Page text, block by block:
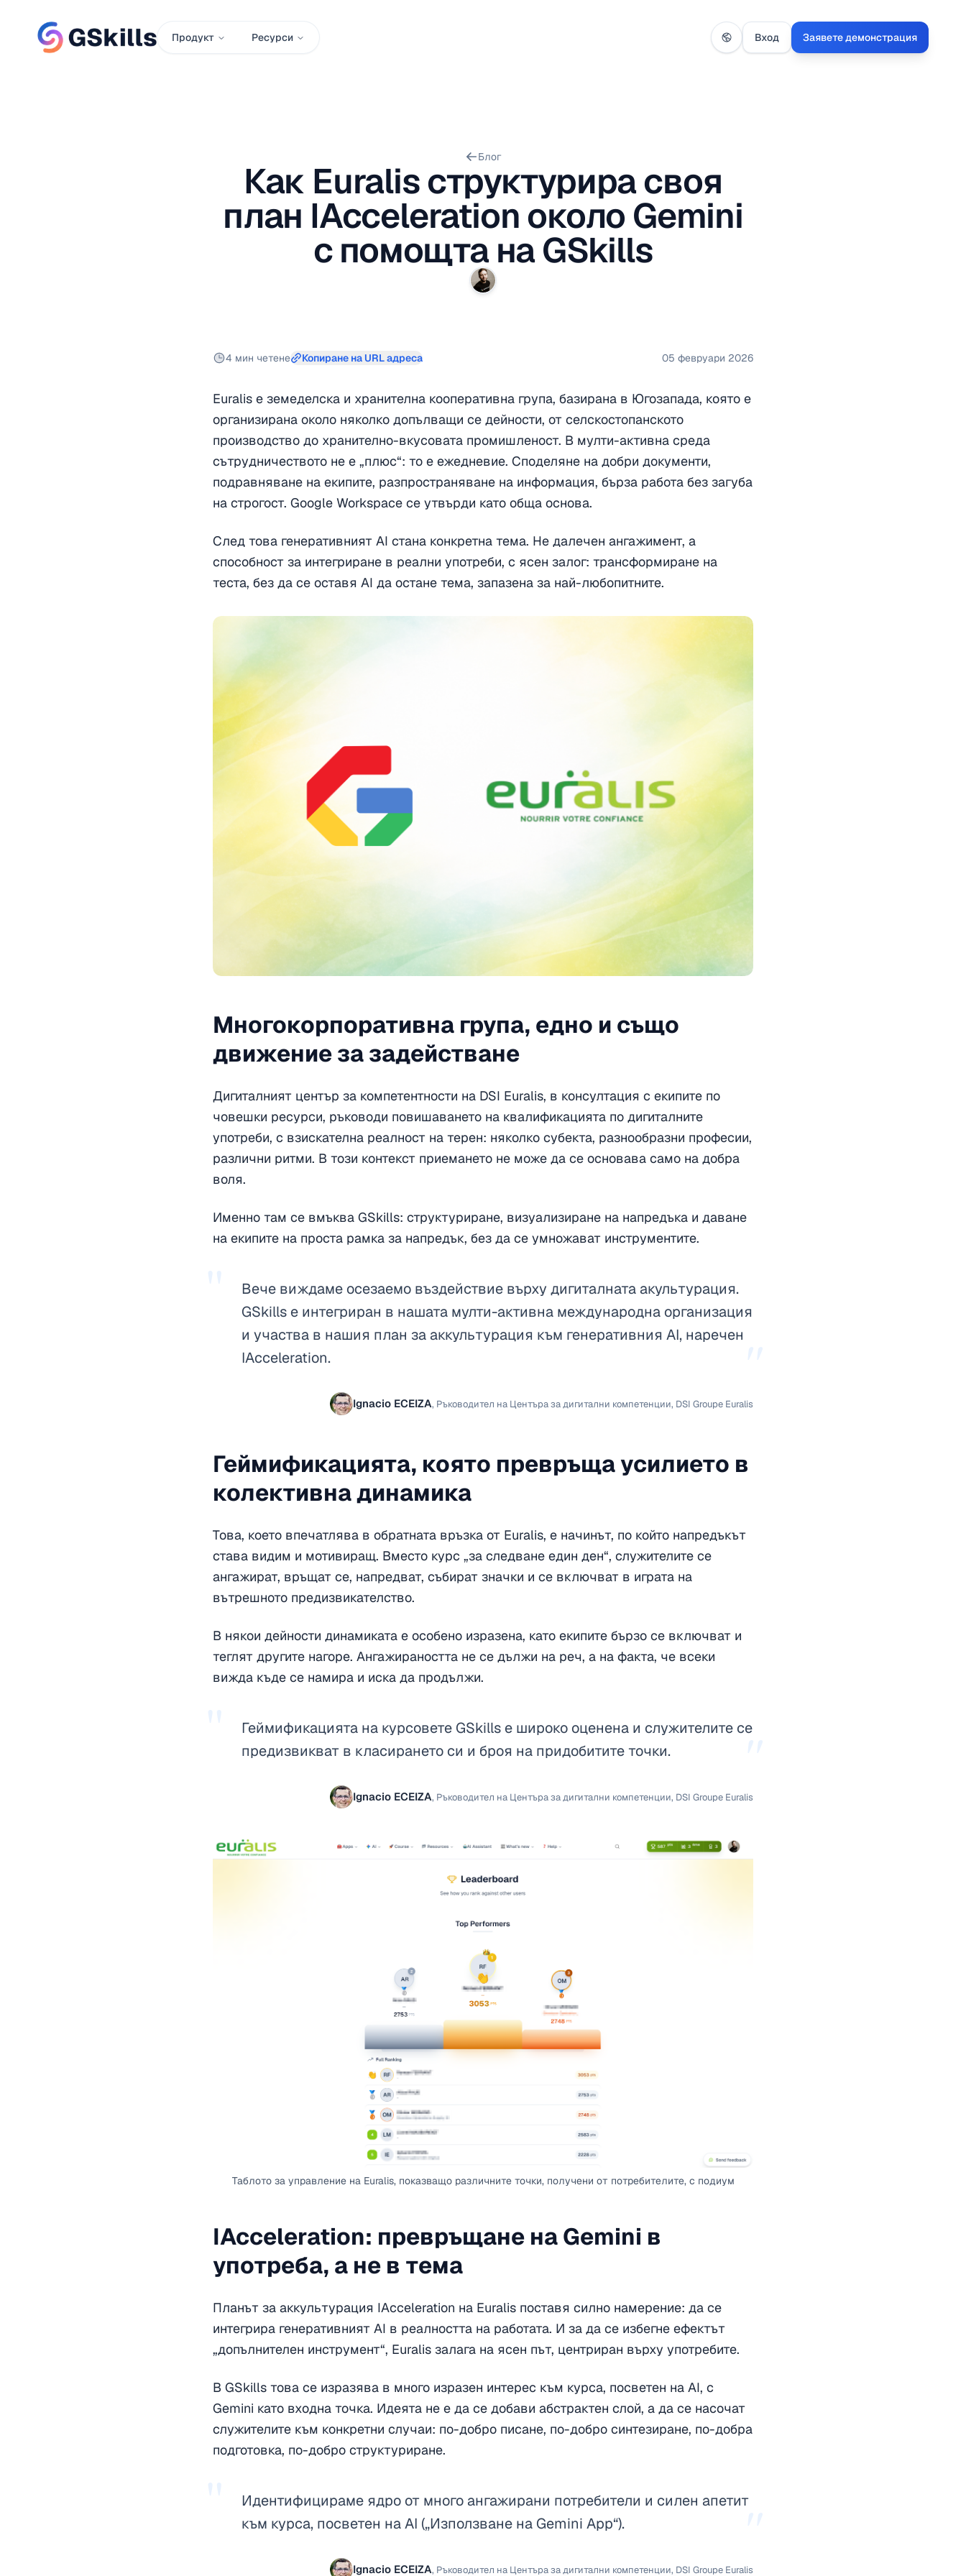
Продукт Ресурси Вход Заявете демонстрация
Блог
Как Euralis структурира своя
план IAcceleration около Gemini
с помощта на GSkills
4 мин четене Копиране на URL адреса 05 февруари 2026
Euralis е земеделска и хранителна кооперативна група, базирана в Югозапада, която е
организирана около няколко допълващи се дейности, от селскостопанското
производство до хранително-вкусовата промишленост. В мулти-активна среда
сътрудничеството не е „плюс“: то е ежедневие. Споделяне на добри документи,
подравняване на екипите, разпространяване на информация, бърза работа без загуба
на строгост. Google Workspace се утвърди като обща основа.
След това генеративният AI стана конкретна тема. Не далечен ангажимент, а
способност за интегриране в реални употреби, с ясен залог: трансформиране на
теста, без да се оставя AI да остане тема, запазена за най-любопитните.
Многокорпоративна група, едно и също
движение за задействане
Дигиталният център за компетентности на DSI Euralis, в консултация с екипите по
човешки ресурси, ръководи повишаването на квалификацията по дигиталните
употреби, с взискателна реалност на терен: няколко субекта, разнообразни професии,
различни ритми. В този контекст приемането не може да се основава само на добра
воля.
Именно там се вмъква GSkills: структуриране, визуализиране на напредъка и даване
на екипите на проста рамка за напредък, без да се умножават инструментите.
Вече виждаме осезаемо въздействие върху дигиталната акультурация.
GSkills е интегриран в нашата мулти-активна международна организация
и участва в нашия план за аккультурация към генеративния AI, наречен
IAcceleration.
"
Ignacio ECEIZA, Ръководител на Центъра за дигитални компетенции, DSI Groupe Euralis
Геймификацията, която превръща усилието в
колективна динамика
Това, което впечатлява в обратната връзка от Euralis, е начинът, по който напредъкът
става видим и мотивиращ. Вместо курс „за следване един ден“, служителите се
ангажират, връщат се, напредват, събират значки и се включват в играта на
вътрешното предизвикателство.
В някои дейности динамиката е особено изразена, като екипите бързо се включват и
теглят другите нагоре. Ангажираността не се дължи на реч, а на факта, че всеки
вижда къде се намира и иска да продължи.
Геймификацията на курсовете GSkills е широко оценена и служителите се
предизвикват в класирането си и броя на придобитите точки.
"
Ignacio ECEIZA, Ръководител на Центъра за дигитални компетенции, DSI Groupe Euralis
Таблото за управление на Euralis, показващо различните точки, получени от потребителите, с подиум
IAcceleration: превръщане на Gemini в
употреба, а не в тема
Планът за аккультурация IAcceleration на Euralis поставя силно намерение: да се
интегрира генеративният AI в реалността на работата. И за да се избегне ефектът
„допълнителен инструмент“, Euralis залага на ясен път, центриран върху употребите.
В GSkills това се изразява в много изразен интерес към курса, посветен на AI, с
Gemini като входна точка. Идеята не е да се добави абстрактен слой, а да се насочат
служителите към конкретни случаи: по-добро писане, по-добро синтезиране, по-добра
подготовка, по-добро структуриране.
Идентифицираме ядро от много ангажирани потребители и силен апетит
към курса, посветен на AI („Използване на Gemini App“).
"
Ignacio ECEIZA, Ръководител на Центъра за дигитални компетенции, DSI Groupe Euralis